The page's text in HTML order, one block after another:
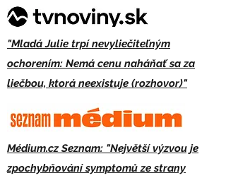
"Mladá Julie trpí nevyliečiteľným
ochorením: Nemá cenu naháňať sa za
liečbou, ktorá neexistuje (rozhovor)"
Médium.cz Seznam: "Největší výzvou je
zpochybňování symptomů ze strany